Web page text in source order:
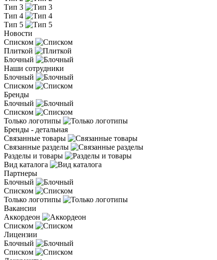
Тип 3
Тип 4
Тип 5
Новости
Списком
Плиткой
Блочный
Наши сотрудники
Блочный
Списком
Бренды
Блочный
Списком
Только логотипы
Бренды - детальная
Связанные товары
Связанные разделы
Разделы и товары
Вид каталога
Партнеры
Блочный
Списком
Только логотипы
Вакансии
Аккордеон
Списком
Лицензии
Блочный
Списком